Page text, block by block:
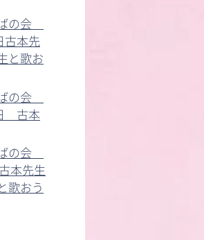
の会
古本先
と歌お
の会
古本
の会
本先生
歌おう